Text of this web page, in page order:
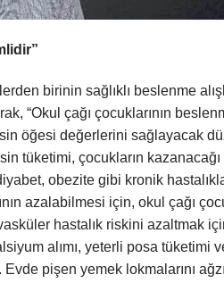
birinin sağlıklı beslenme
“Okul çağı çocuklarının
öğesi değerlerini sağlayacak
tüketimi, çocukların kazanacağı
obezite gibi kronik
azalabilmesi için, okul çağı
hastalık riskini azaltmak
alımı, yeterli posa tüketimi
pişen yemek lokmalarını